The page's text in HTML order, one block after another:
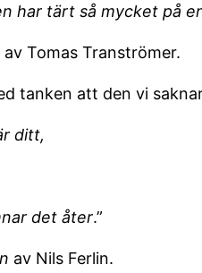
har tärt så mycket på
av Tomas Tranströmer.
tanken att den vi
ditt,
det åter.”
av Nils Ferlin.